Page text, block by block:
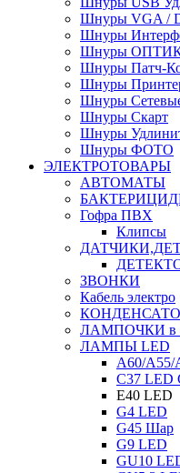
Шнуры VGA /
Шнуры
Шнуры
Шнуры Патч-
Шнуры
Шнуры
Шнуры Скарт
Шнуры
Шнуры ФОТО
ЭЛЕКТРОТОВАРЫ
АВТОМАТЫ
Гофра ПВХ
Клипсы
ЗВОНКИ
Кабель электро
ЛАМПОЧКИ в
ЛАМПЫ LED
A60/A55/
C37 LED
E40 LED
G4 LED
G45 Шар
G9 LED
GU10